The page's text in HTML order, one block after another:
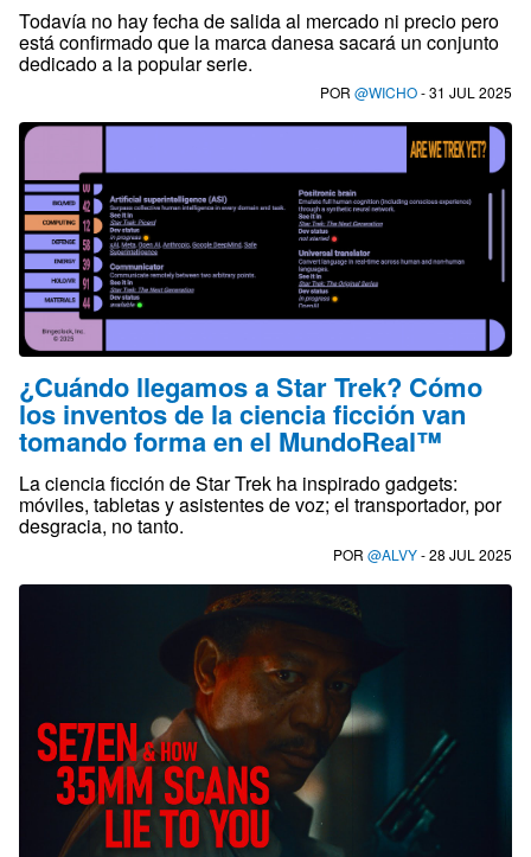
Todavía no hay fecha de salida al mercado ni precio pero
está confirmado que la marca danesa sacará un conjunto
dedicado a la popular serie.
POR @WICHO- 31 JUL 2025
¿Cuándo llegamos a Star Trek? Cómo
los inventos de la ciencia ficción van
tomando forma en el MundoReal™
La ciencia ficción de Star Trek ha inspirado gadgets:
móviles, tabletas y asistentes de voz; el transportador, por
desgracia, no tanto.
POR @ALVY- 28 JUL 2025